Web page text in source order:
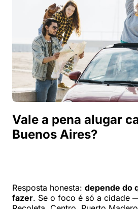
Vale a pena alugar
Buenos Aires?
Resposta honesta: depende do
fazer. Se o foco é só a cidade